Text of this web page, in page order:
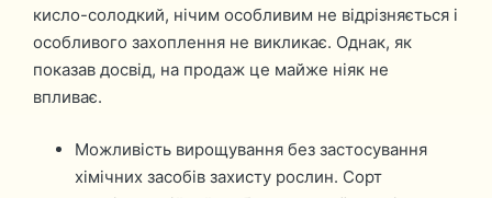
кисло-солодкий, нічим особливим не відрізняється і
особливого захоплення не викликає. Однак, як
показав досвід, на продаж це майже ніяк не
впливає.
Можливість вирощування без застосування
хімічних засобів захисту рослин. Сорт